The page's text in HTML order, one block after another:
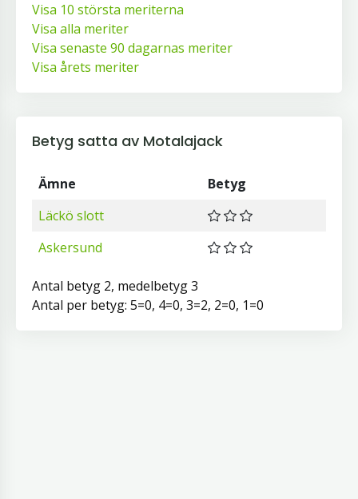
Visa 10 största meriterna
Visa alla meriter
Visa senaste 90 dagarnas meriter
Visa årets meriter
Betyg satta av Motalajack
Ämne
Betyg
Läckö slott
Askersund
Antal betyg 2, medelbetyg 3
Antal per betyg: 5=0, 4=0, 3=2, 2=0, 1=0